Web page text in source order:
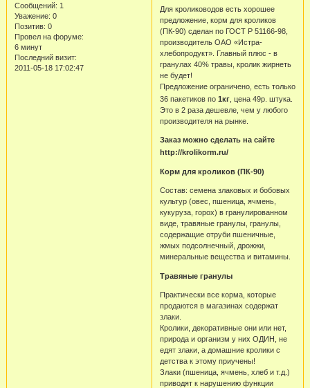
Сообщений: 1
Уважение: 0
Позитив: 0
Провел на форуме:
6 минут
Последний визит:
2011-05-18 17:02:47
Для кролиководов есть хорошее
предложение, корм для кроликов
(ПК-90) сделан по ГОСТ Р 51166-98,
производитель ОАО «Истра-
хлебопродукт». Главный плюс - в
гранулах 40% травы, кролик жирнеть
не будет!
Предложение ограничено, есть только
36 пакетиков по 1кг, цена 49р. штука.
Это в 2 раза дешевле, чем у любого
производителя на рынке.
Заказ можно сделать на сайте
http://krolikorm.ru/
Корм для кроликов (ПК-90)
Состав: семена злаковых и бобовых
культур (овес, пшеница, ячмень,
кукуруза, горох) в гранулированном
виде, травяные гранулы, гранулы,
содержащие отруби пшеничные,
жмых подсолнечный, дрожжи,
минеральные вещества и витамины.
Травяные гранулы
Практически все корма, которые
продаются в магазинах содержат
злаки.
Кролики, декоративные они или нет,
природа и организм у них ОДИН, не
едят злаки, а домашние кролики с
детства к этому приучены!
Злаки (пшеница, ячмень, хлеб и т.д.)
приводят к нарушению функции